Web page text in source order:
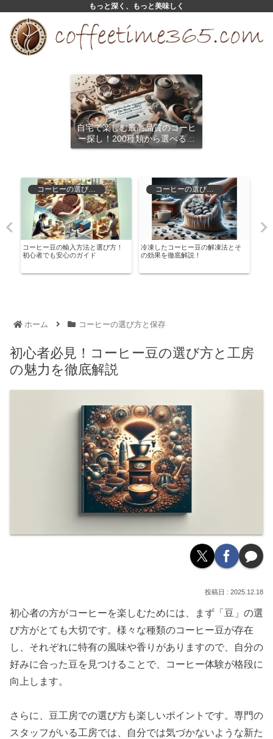
もっと深く、もっと美味しく
自宅で楽しむ最高品質のコーヒ
ー探し！200種類から選べるサ
ブスクリプション
コーヒー豆の輸入方法と選び方！
初心者でも安心のガイド
冷凍したコーヒー豆の解凍法とそ
の効果を徹底解説！
ホーム コーヒーの選び方と保存
初心者必見！コーヒー豆の選び方と工房
の魅力を徹底解説
2025.12.18
初心者の方がコーヒーを楽しむためには、まず「豆」の選
び方がとても大切です。様々な種類のコーヒー豆が存在
し、それぞれに特有の風味や香りがありますので、自分の
好みに合った豆を見つけることで、コーヒー体験が格段に
向上します。
さらに、豆工房での選び方も楽しいポイントです。専門の
スタッフがいる工房では、自分では気づかないような新た